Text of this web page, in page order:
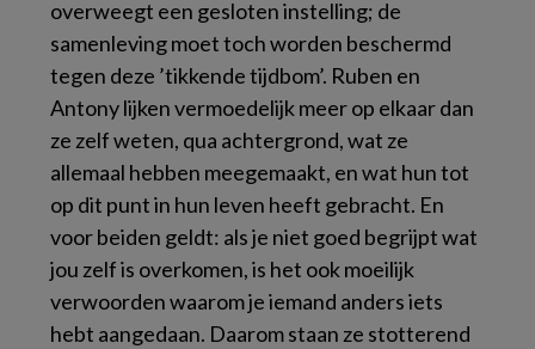
overweegt een gesloten instelling; de
samenleving moet toch worden beschermd
tegen deze ’tikkende tijdbom’. Ruben en
Antony lijken vermoedelijk meer op elkaar dan
ze zelf weten, qua achtergrond, wat ze
allemaal hebben meegemaakt, en wat hun tot
op dit punt in hun leven heeft gebracht. En
voor beiden geldt: als je niet goed begrijpt wat
jou zelf is overkomen, is het ook moeilijk
verwoorden waarom je iemand anders iets
hebt aangedaan. Daarom staan ze stotterend